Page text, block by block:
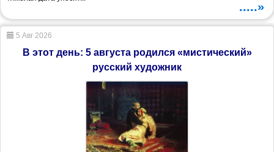
.....»
5 Авг 2026
В этот день: 5 августа родился «мистический»
русский художник